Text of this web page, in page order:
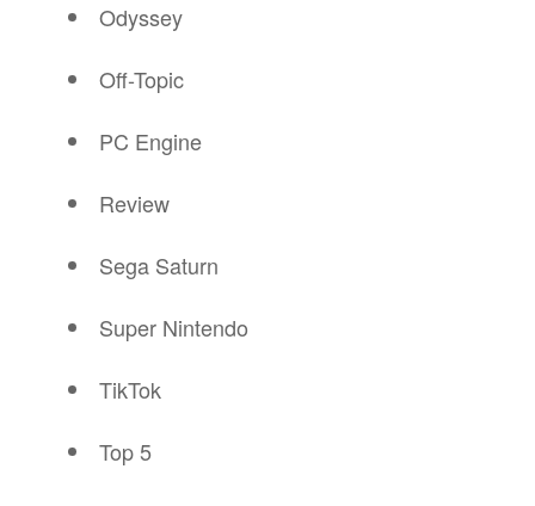
Odyssey
Off-Topic
PC Engine
Review
Sega Saturn
Super Nintendo
TikTok
Top 5